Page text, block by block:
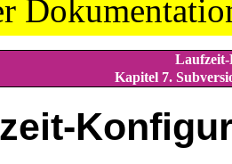
Kapitel 7.